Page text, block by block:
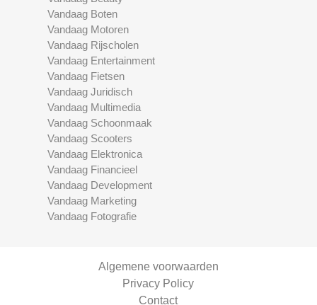
Vandaag Boten
Vandaag Motoren
Vandaag Rijscholen
Vandaag Entertainment
Vandaag Fietsen
Vandaag Juridisch
Vandaag Multimedia
Vandaag Schoonmaak
Vandaag Scooters
Vandaag Elektronica
Vandaag Financieel
Vandaag Development
Vandaag Marketing
Vandaag Fotografie
Algemene voorwaarden
Privacy Policy
Contact